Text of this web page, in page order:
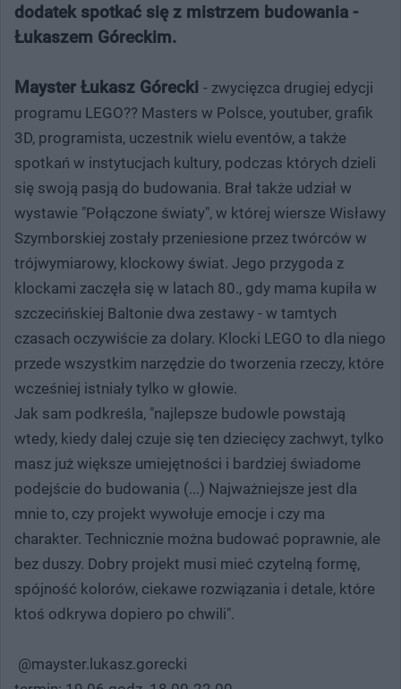
dodatek spotkać się z mistrzem budowania -
Łukaszem Góreckim.
Mayster Łukasz Górecki - zwycięzca drugiej edycji
programu LEGO?? Masters w Polsce, youtuber, grafik
3D, programista, uczestnik wielu eventów, a także
spotkań w instytucjach kultury, podczas których dzieli
się swoją pasją do budowania. Brał także udział w
wystawie "Połączone światy", w której wiersze Wisławy
Szymborskiej zostały przeniesione przez twórców w
trójwymiarowy, klockowy świat. Jego przygoda z
klockami zaczęła się w latach 80., gdy mama kupiła w
szczecińskiej Baltonie dwa zestawy - w tamtych
czasach oczywiście za dolary. Klocki LEGO to dla niego
przede wszystkim narzędzie do tworzenia rzeczy, które
wcześniej istniały tylko w głowie.
Jak sam podkreśla, "najlepsze budowle powstają
wtedy, kiedy dalej czuje się ten dziecięcy zachwyt, tylko
masz już większe umiejętności i bardziej świadome
podejście do budowania (...) Najważniejsze jest dla
mnie to, czy projekt wywołuje emocje i czy ma
charakter. Technicznie można budować poprawnie, ale
bez duszy. Dobry projekt musi mieć czytelną formę,
spójność kolorów, ciekawe rozwiązania i detale, które
ktoś odkrywa dopiero po chwili".
@mayster.lukasz.gorecki